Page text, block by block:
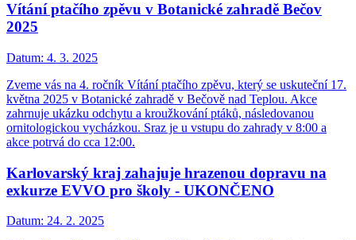
Vítání ptačího zpěvu v Botanické zahradě Bečov
2025
Datum: 4. 3. 2025
Zveme vás na 4. ročník Vítání ptačího zpěvu, který se uskuteční 17.
května 2025 v Botanické zahradě v Bečově nad Teplou. Akce
zahrnuje ukázku odchytu a kroužkování ptáků, následovanou
ornitologickou vycházkou. Sraz je u vstupu do zahrady v 8:00 a
akce potrvá do cca 12:00.
Karlovarský kraj zahajuje hrazenou dopravu na
exkurze EVVO pro školy - UKONČENO
Datum: 24. 2. 2025